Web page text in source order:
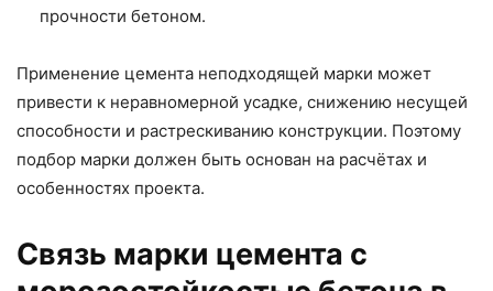
прочности бетоном.
Применение цемента неподходящей марки может
привести к неравномерной усадке, снижению несущей
способности и растрескиванию конструкции. Поэтому
подбор марки должен быть основан на расчётах и
особенностях проекта.
Связь марки цемента с